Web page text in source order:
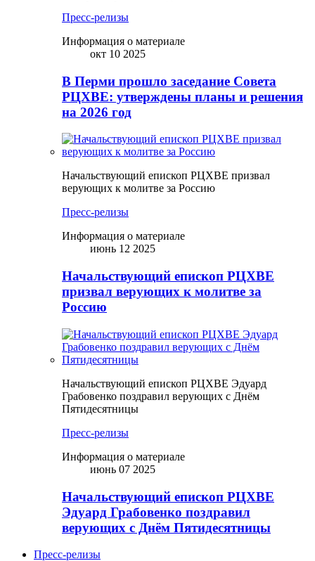
Пресс-релизы
Информация о материале
окт 10 2025
В Перми прошло заседание Совета
РЦХВЕ: утверждены планы и решения
на 2026 год
Начальствующий епископ РЦХВЕ призвал
верующих к молитве за Россию
Пресс-релизы
Информация о материале
июнь 12 2025
Начальствующий епископ РЦХВЕ
призвал верующих к молитве за
Россию
Начальствующий епископ РЦХВЕ Эдуард
Грабовенко поздравил верующих с Днём
Пятидесятницы
Пресс-релизы
Информация о материале
июнь 07 2025
Начальствующий епископ РЦХВЕ
Эдуард Грабовенко поздравил
верующих с Днём Пятидесятницы
Пресс-релизы